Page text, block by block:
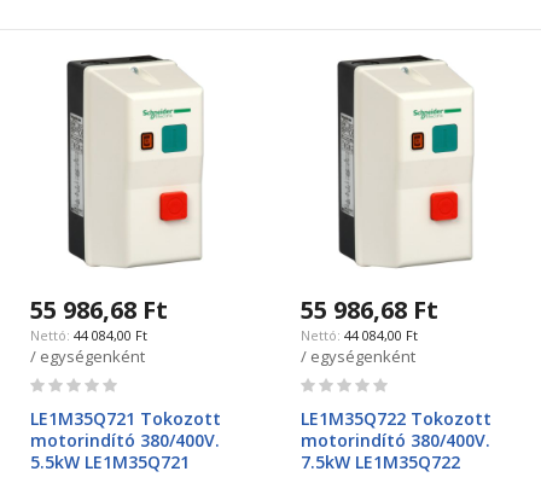
55 986,68 Ft
44 084,00 Ft
/ egységenként
Rating:
LE1M35Q721 Tokozott
motorindító 380/400V.
5.5kW LE1M35Q721
55 986,68 Ft
44 084,00 Ft
/ egységenként
Rating:
LE1M35Q722 Tokozott
motorindító 380/400V.
7.5kW LE1M35Q722